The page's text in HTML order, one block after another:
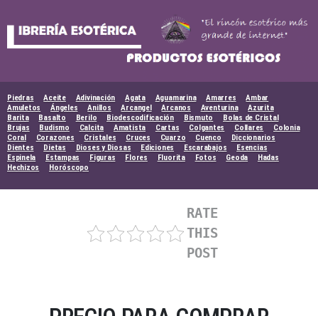
Piedras Aceite Adivinación Agata Aguamarina Amarres
Ambar
Amuletos
Ángeles Anillos Arcangel Arcanos Aventurina
Azurita
Barita
Basalto Berilo Biodescodificación Bismuto
Bolas de Cristal
Brujas
Budismo Calcita Amatista Cartas Colgantes Collares
Colonia
Coral
Corazones Cristales Cruces Cuarzo Cuenco
Diccionarios
Dientes
Dietas Dioses y Diosas Ediciones Escarabajos
Esencias
Espinela
Estampas Figuras Flores Fluorita Fotos Geoda
Hadas
Hechizos
Horóscopo
RATE
THIS
POST